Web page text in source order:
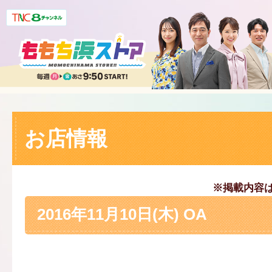
お店情報
※掲載内容
2016年11月10日(木) OA